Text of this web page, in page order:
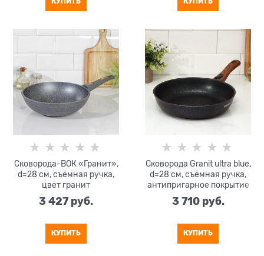
Сковорода-ВОК «Гранит»,
d=28 см, съёмная ручка,
цвет гранит
3 427 руб.
КУПИТЬ
Сковорода Granit ultra blue,
d=28 cм, съёмная ручка,
антипригарное покрытие
3 710 руб.
КУПИТЬ